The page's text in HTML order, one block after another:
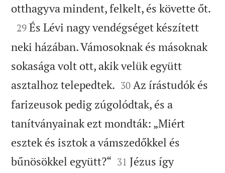
otthagyva mindent, felkelt, és követte őt.

29 És Lévi nagy vendégséget készített
neki házában. Vámosoknak és másoknak
sokasága volt ott, akik velük együtt
asztalhoz telepedtek. 

30 Az írástudók és
farizeusok pedig zúgolódtak, és a
tanítványainak ezt mondták: „Miért
esztek és isztok a vámszedőkkel és
bűnösökkel együtt?“ 

31 Jézus így